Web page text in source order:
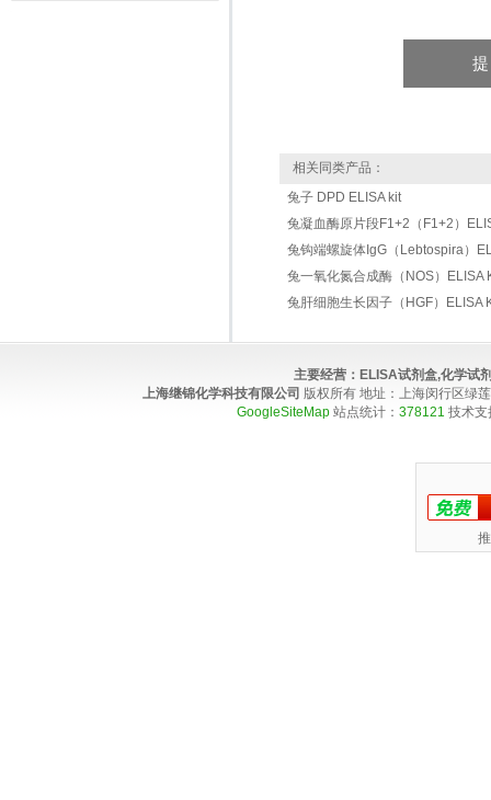
相关同类产品：
兔子 DPD ELISA kit
兔凝血酶原片段F1+2（F1+2）
兔钩端螺旋体IgG（Lebtospira）
兔一氧化氮合成酶（NOS）ELISA
兔肝细胞生长因子（HGF）ELISA
主要经营： ELISA试剂盒,化学试
上海继锦化学科技有限公司 版权所有 地址：上海闵行区绿
GoogleSiteMap 站点统计： 378121 技术支